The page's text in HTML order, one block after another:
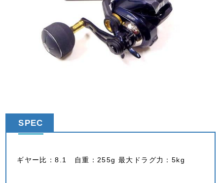
SPEC
ギヤー比：8.1 自重：255g 最大ドラグ力：5kg